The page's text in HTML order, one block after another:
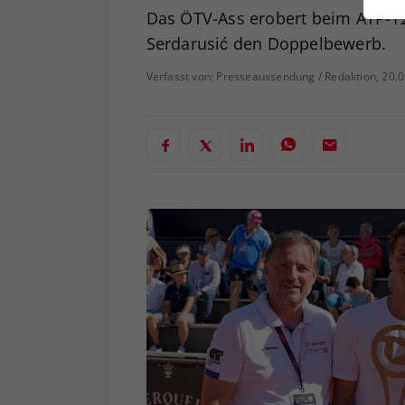
Das ÖTV-Ass erobert beim
Serdarusić den Doppelbewerb.
Verfasst von: Presseaussendung / Redaktion,